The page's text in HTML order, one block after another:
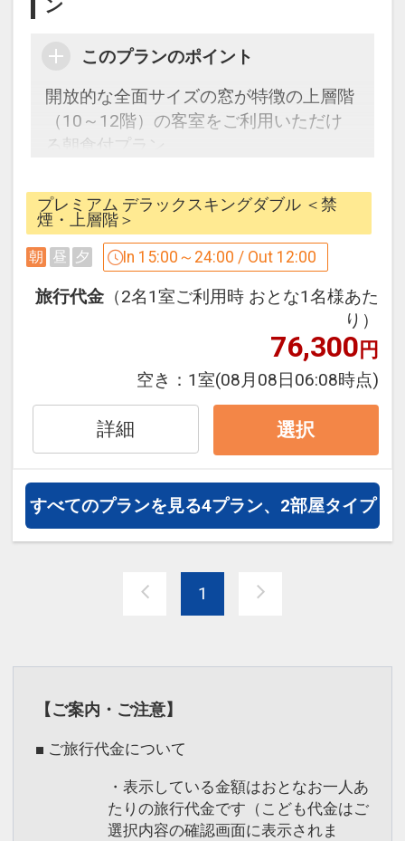
ナイトタイム 19:00～23:00
最上階スパエリアは、8mもの高さから
流れ落ちる滝が目を引く空間です。
敷地内温泉を用いたプール、ジェットバ
ス、足湯、寝湯を完備。
さらに、プールサイドでドリンクや軽食
※プール、ジェットバスをご利用の際は
水着をご着用ください。
※デイタイムのお子様のご利用は身長
120cm以上に制限させていただきます
（足湯は除く）。
※12歳未満のお子様のご利用に際して
は、監督者の同伴をお願いいたします。
※ナイトタイムのご利用・ご入場は18歳
以上に限らせていただきます。（2022年
4月1日より）
※混雑時にはご入場、ご利用時間を制限
させていただく場合もございます。
※お客様の安全のため、荒天時はクロー
ズさせていただく場合がございます。
●【内湯】
最上階、ガラス張りの内湯からは福岡空
男湯にはドライサウナ、女湯にはスチー
※お子様のご利用はオムツが取れている
お子様に制限させていただきます。
※12歳未満のお子様のご利用に際して
は、監督者の同伴をお願いいたします。
ン
このプランのポイント
開放的な全面サイズの窓が特徴の上層階
（10～12階）の客室をご利用いただけ
る朝食付プラン。
■ご朝食■
13F SOMEWHERE RESTAURANT ＆
BAR（7:00～10:30/L.O.10:00）
下記セットメニューをお選びいただけま
す。
・博多うどんセット
■プレミアムルーム特色■
のお貸出し無料
●ロビーラウンジ「カフェ エンパシー」
にてウェルカムドリンク１杯サービス
■SPA lucida■
14:00～19:00
最上階スパエリアは、8mもの高さから
流れ落ちる滝が目を引く空間です。
敷地内温泉を用いたプール、ジェットバ
ス、足湯、寝湯を完備。
プレミアム デラックスキングダブル ＜禁
煙・上層階＞
朝 昼 夕 In 15:00～24:00 / Out 12:00
旅行代金 （2名1室ご利用時 おとな1名様あた
り）
76,300円
空き： 1室(08月08日06:08時点)
詳細 選択
すべてのプランを見る4プラン、2部屋タイプ
1
【ご案内・ご注意】
■ ご旅行代金について
・表示している金額はおとなお一人あ
たりの旅行代金です（こども代金はご
選択内容の確認画面に表示されま